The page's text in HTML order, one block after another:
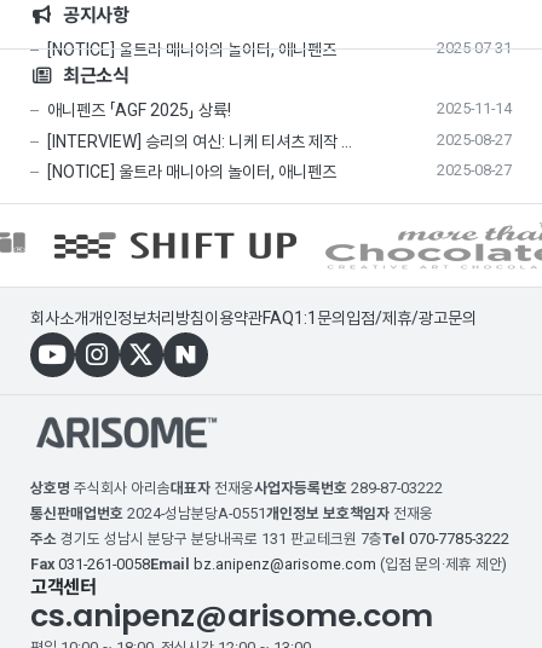
공지사항
[NOTICE] 울트라 매니아의 놀이터, 애니펜즈 2025-07-31
최근소식
애니펜즈 「AGF 2025」 상륙! 2025-11-14
[INTERVIEW] 승리의 여신: 니케 티셔츠 제작 … 2025-08-27
[NOTICE] 울트라 매니아의 놀이터, 애니펜즈 2025-08-27
회사소개개인정보처리방침이용약관FAQ1:1문의 입점/제휴/광고문의
상호명 주식회사 아리솜대표자 전재웅사업자등록번호 289-87-03222
통신판매업번호 2024-성남분당A-0551개인정보 보호책임자 전재웅
주소 경기도 성남시 분당구 분당내곡로 131 판교테크원 7층Tel 070-7785-3222
Fax 031-261-0058Email bz.anipenz@arisome.com (입점 문의·제휴 제안)
고객센터
cs.anipenz@arisome.com